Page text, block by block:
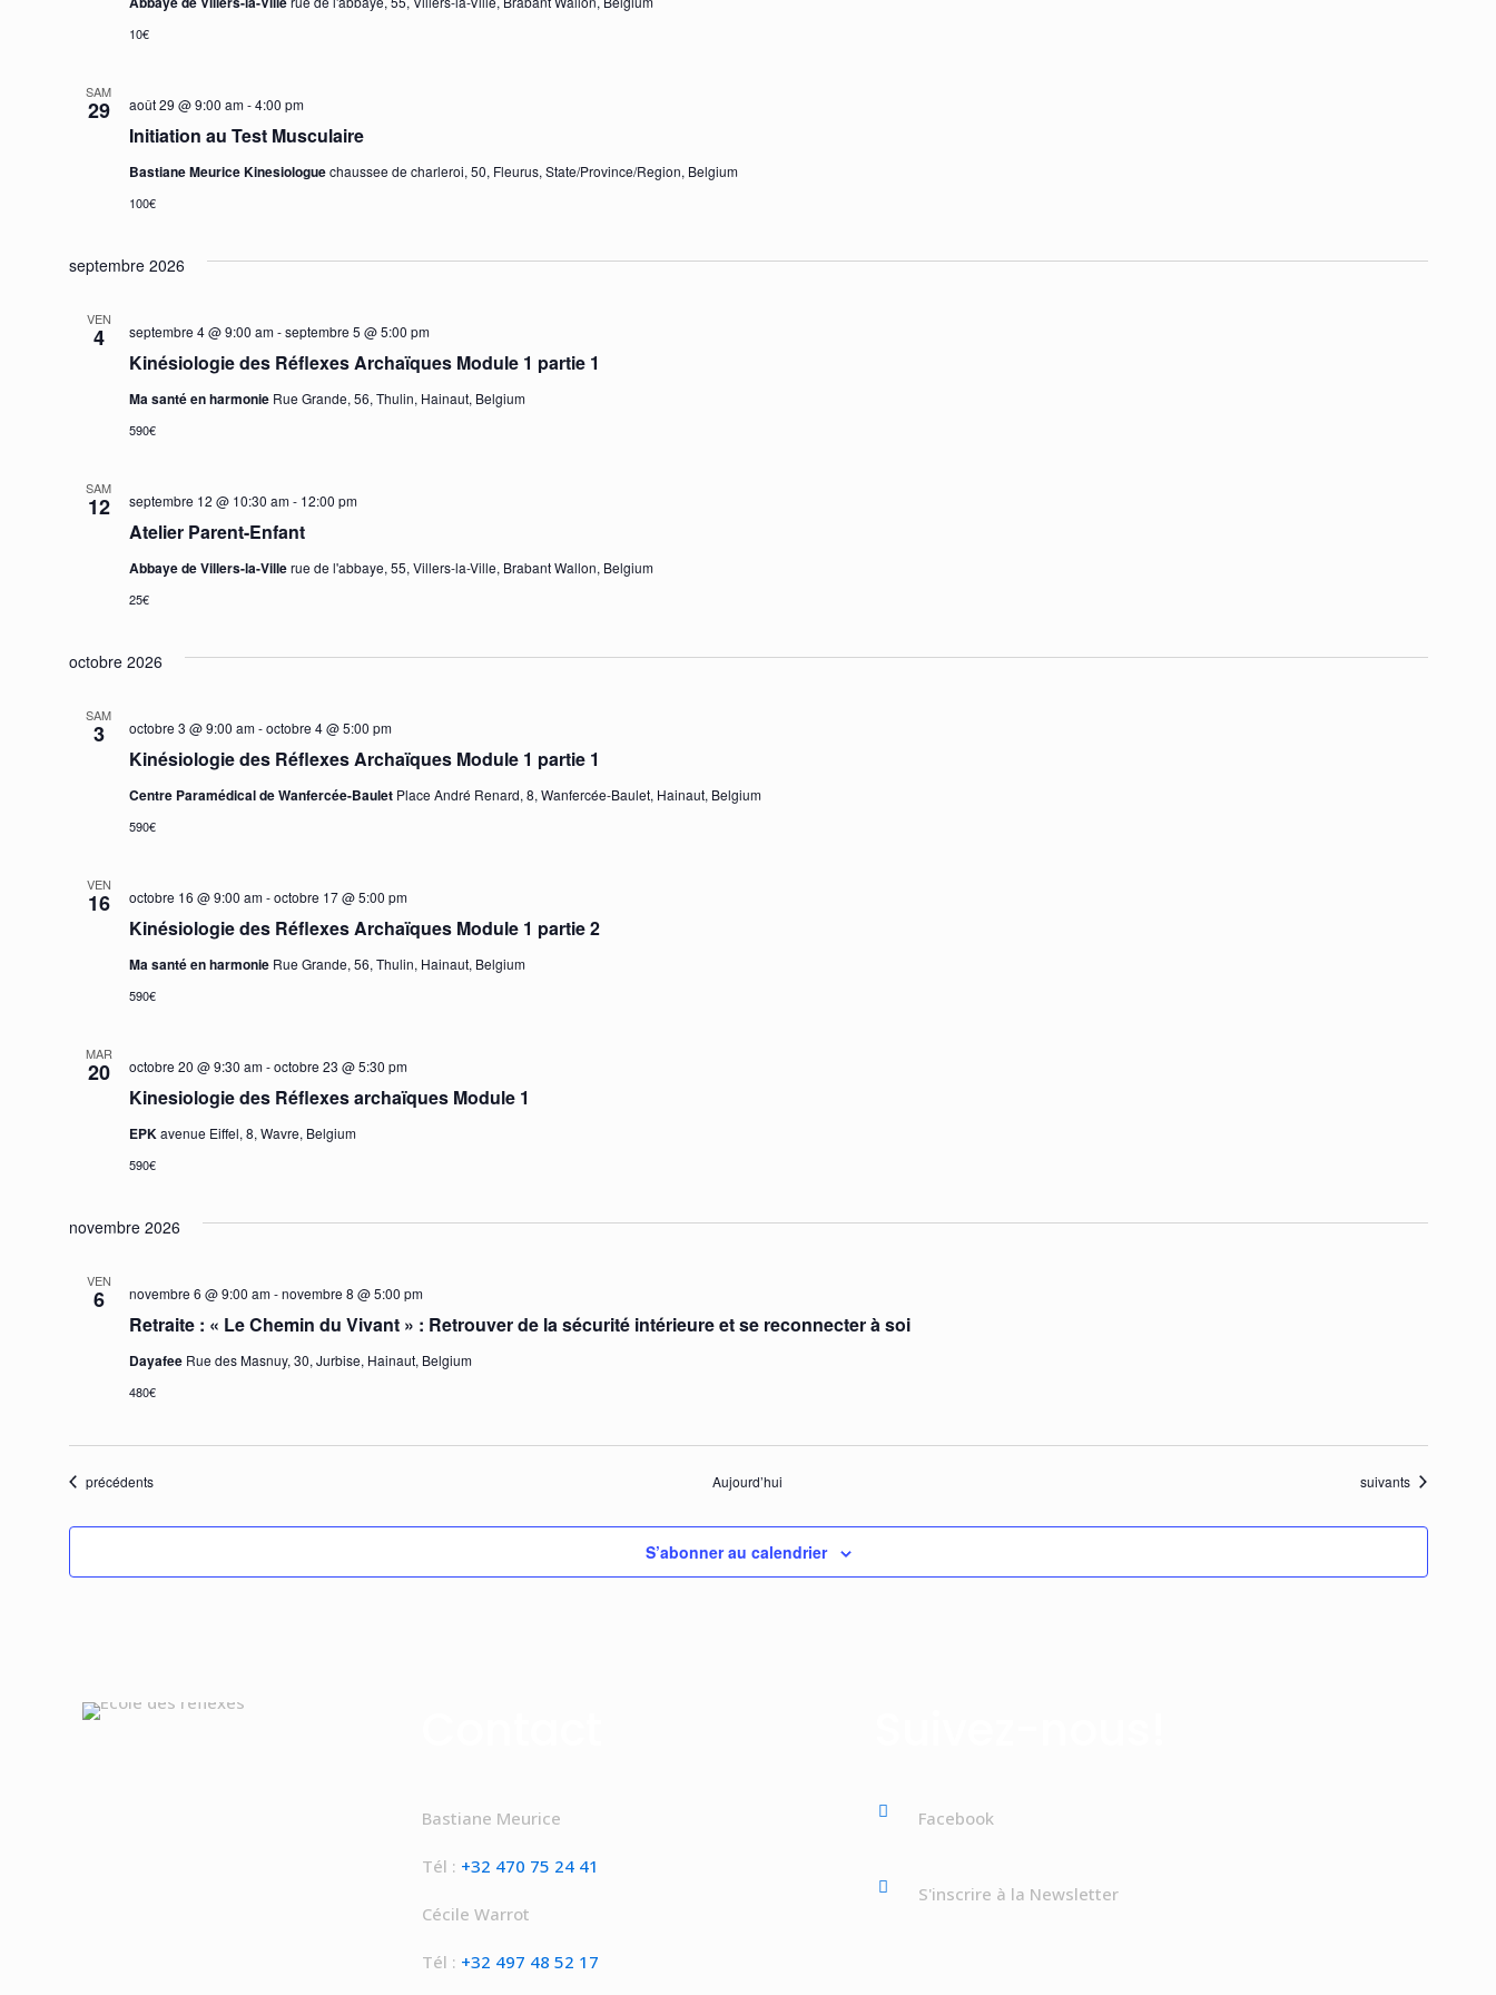
10€
SAM
29
Initiation au Test Musculaire
août 29 @ 9:00 am-4:00 pm
Bastiane Meurice Kinesiologuechaussee de charleroi, 50, Fleurus, State/Province/Region, Belgium
100€
septembre 2026
VEN
4
Kinésiologie des Réflexes Archaïques Module 1 partie 1
septembre 4 @ 9:00 am-septembre 5 @ 5:00 pm
Ma santé en harmonie Rue Grande, 56, Thulin, Hainaut, Belgium
590€
SAM
12
Atelier Parent-Enfant
septembre 12 @ 10:30 am- 12:00 pm
Abbaye de Villers-la-Villerue de l'abbaye, 55, Villers-la-Ville, Brabant Wallon, Belgium
25€
octobre 2026
SAM
3
Kinésiologie des Réflexes Archaïques Module 1 partie 1
octobre 3 @ 9:00 am-octobre 4 @ 5:00 pm
Centre Paramédical de Wanfercée-Baulet Place André Renard, 8, Wanfercée-Baulet, Hainaut, Belgium
590€
VEN
16
Kinésiologie des Réflexes Archaïques Module 1 partie 2
octobre 16 @ 9:00 am-octobre 17 @ 5:00 pm
Ma santé en harmonie Rue Grande, 56, Thulin, Hainaut, Belgium
590€
MAR
20
Kinesiologie des Réflexes archaïques Module 1
octobre 20 @ 9:30 am-octobre 23 @ 5:30 pm
EPKavenue Eiffel, 8, Wavre, Belgium
590€
novembre 2026
VEN
6
Retraite : « Le Chemin du Vivant » : Retrouver de la sécurité intérieure et se reconnecter à soi
novembre 6 @ 9:00 am-novembre 8 @ 5:00 pm
Dayafee Rue des Masnuy, 30, Jurbise, Hainaut, Belgium
480€
Évènements
précédents Aujourd’hui Évènements
suivants
S’abonner au calendrier
Bastiane Meurice
Tél : +32 470 75 24 41
Cécile Warrot
Tél : +32 497 48 52 17
Facebook
S'inscrire à la Newsletter